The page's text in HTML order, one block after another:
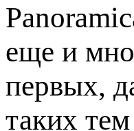
еще и
первых,
таких